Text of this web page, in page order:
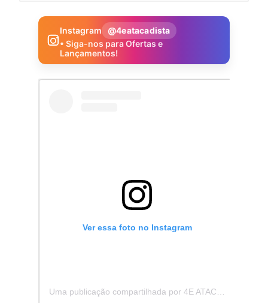
Instagram
@4eatacadista
• Siga-nos para Ofertas e
Lançamentos!
Ver essa foto no Instagram